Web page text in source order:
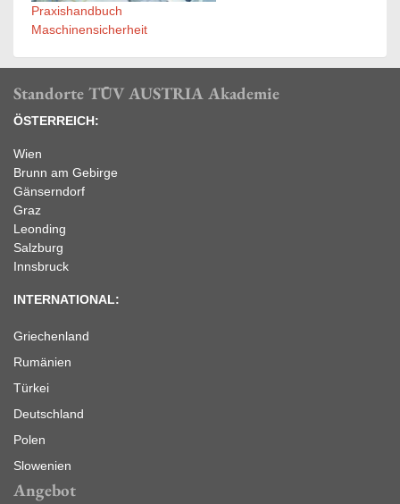
Praxishandbuch
Maschinensicherheit
Standorte TÜV AUSTRIA Akademie
ÖSTERREICH:
Wien
Brunn am Gebirge
Gänserndorf
Graz
Leonding
Salzburg
Innsbruck
INTERNATIONAL:
Griechenland
Rumänien
Türkei
Deutschland
Polen
Slowenien
Angebot